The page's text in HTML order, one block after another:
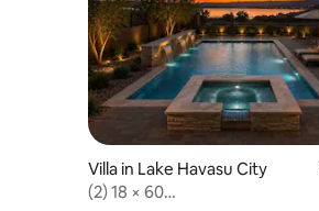
Villa in Lake Havasu City
(2) 18 × 60